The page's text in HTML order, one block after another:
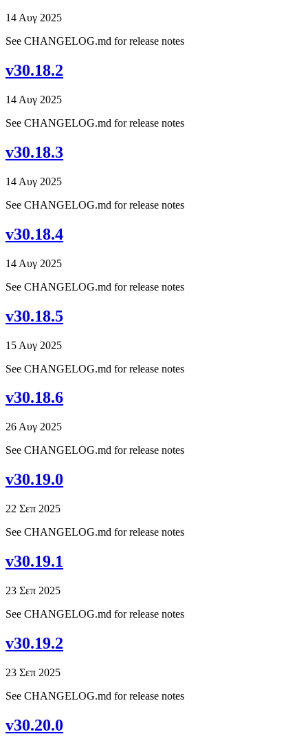
14 Αυγ 2025
See CHANGELOG.md for release notes
v30.18.2
14 Αυγ 2025
See CHANGELOG.md for release notes
v30.18.3
14 Αυγ 2025
See CHANGELOG.md for release notes
v30.18.4
14 Αυγ 2025
See CHANGELOG.md for release notes
v30.18.5
15 Αυγ 2025
See CHANGELOG.md for release notes
v30.18.6
26 Αυγ 2025
See CHANGELOG.md for release notes
v30.19.0
22 Σεπ 2025
See CHANGELOG.md for release notes
v30.19.1
23 Σεπ 2025
See CHANGELOG.md for release notes
v30.19.2
23 Σεπ 2025
See CHANGELOG.md for release notes
v30.20.0